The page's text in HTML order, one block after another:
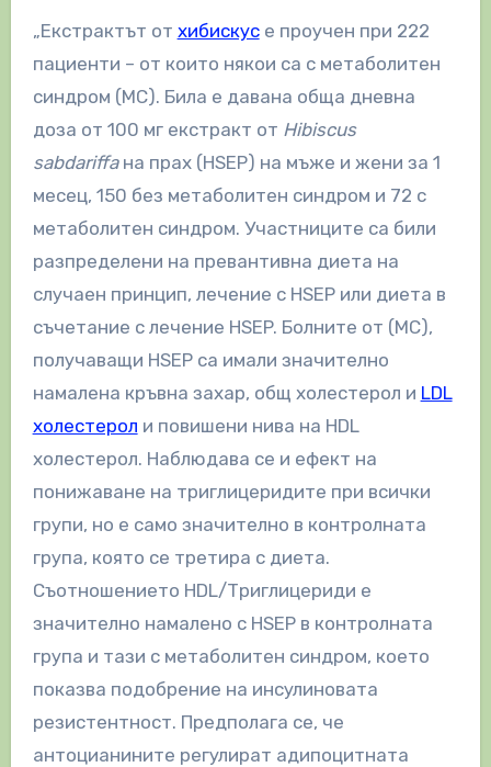
„Екстрактът от хибискусе проучен при 222
пациенти – от които някои са с метаболитен
синдром (МС). Била е давана обща дневна
доза от 100 мг екстракт от Hibiscus
sabdariffaна прах (HSEP) на мъже и жени за 1
месец, 150 без метаболитен синдром и 72 с
метаболитен синдром. Участниците са били
разпределени на превантивна диета на
случаен принцип, лечение с HSEP или диета в
съчетание с лечение HSEP. Болните от (МС),
получаващи HSEP са имали значително
намалена кръвна захар, общ холестерол и LDL
холестерол и повишени нива на HDL
холестерол. Наблюдава се и ефект на
понижаване на триглицеридите при всички
групи, но е само значително в контролната
група, която се третира с диета.
Съотношението HDL/Триглицериди е
значително намалено с HSEP в контролната
група и тази с метаболитен синдром, което
показва подобрение на инсулиновата
резистентност. Предполага се, че
антоцианините регулират адипоцитната